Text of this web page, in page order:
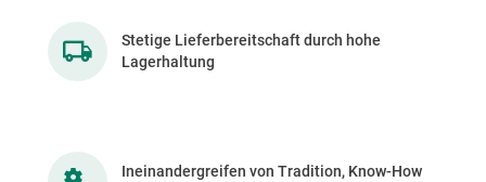
Stetige Lieferbereitschaft durch hohe
Lagerhaltung
Ineinandergreifen von Tradition, Know-How